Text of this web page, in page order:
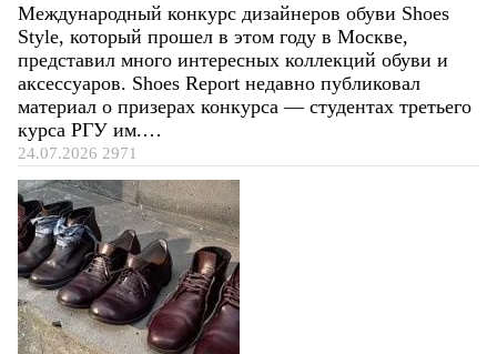
Международный конкурс дизайнеров обуви Shoes
Style, который прошел в этом году в Москве,
представил много интересных коллекций обуви и
аксессуаров. Shoes Report недавно публиковал
материал о призерах конкурса — студентах третьего
курса РГУ им.…
24.07.2026 2971